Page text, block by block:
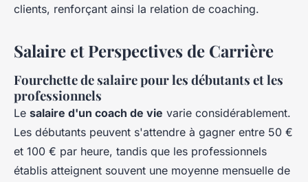
clients, renforçant ainsi la relation de coaching.
Salaire et Perspectives de Carrière
Fourchette de salaire pour les débutants et les
professionnels
Le salaire d'un coach de vie varie considérablement.
Les débutants peuvent s'attendre à gagner entre 50 €
et 100 € par heure, tandis que les professionnels
établis atteignent souvent une moyenne mensuelle de